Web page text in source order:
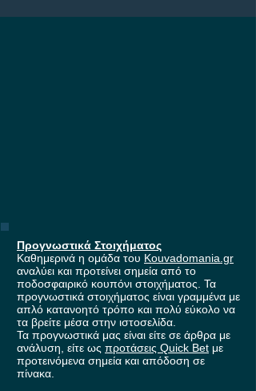
Προγνωστικά Στοιχήματος
Καθημερινά η ομάδα του Kouvadomania.gr
αναλύει και προτείνει σημεία από το
ποδοσφαιρικό κουπόνι στοιχήματος. Τα
προγνωστικά στοιχήματος είναι γραμμένα με
απλό κατανοητό τρόπο και πολύ εύκολο να
τα βρείτε μέσα στην ιστοσελίδα.
Τα προγνωστικά μας είναι είτε σε άρθρα με
ανάλυση, είτε ως προτάσεις Quick Bet με
προτεινόμενα σημεία και απόδοση σε
πίνακα.